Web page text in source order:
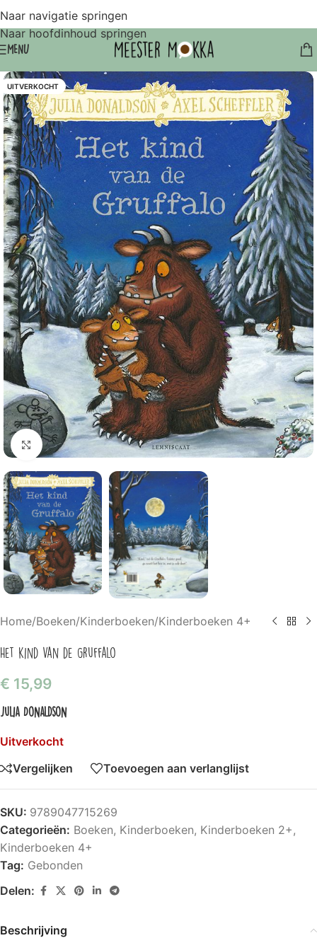
Naar navigatie springen
Naar hoofdinhoud springen
MENU
UITVERKOCHT
Klik om te vergroten
Home/Boeken/Kinderboeken/Kinderboeken 4+
Het kind van de Gruffalo
€ 15,99
Julia Donaldson
Uitverkocht
Vergelijken
Toevoegen aan verlanglijst
SKU: 9789047715269
Categorieën: Boeken, Kinderboeken, Kinderboeken 2+ ,
Kinderboeken 4+
Tag: Gebonden
Delen:
Beschrijving